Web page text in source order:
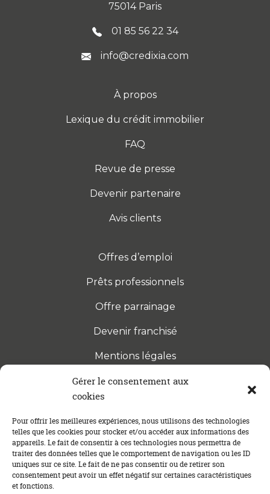
Gérer le consentement aux
cookies
Pour offrir les meilleures expériences, nous utilisons des technologies
telles que les cookies pour stocker et/ou accéder aux informations des
appareils. Le fait de consentir à ces technologies nous permettra de
traiter des données telles que le comportement de navigation ou les ID
uniques sur ce site. Le fait de ne pas consentir ou de retirer son
consentement peut avoir un effet négatif sur certaines caractéristiques
et fonctions.
75014 Paris
01 85 56 22 34
info@credixia.com
À propos
Lexique du crédit immobilier
FAQ
Revue de presse
Devenir partenaire
Avis clients
Offres d’emploi
Prêts professionnels
Offre parrainage
Devenir franchisé
Mentions légales
S’INSCRIRE À LA NEWSLETTER
Abonnez-vous à notre newsletter pour être tenu au
courant des dernières actualités concernant le
crédit immobilier !